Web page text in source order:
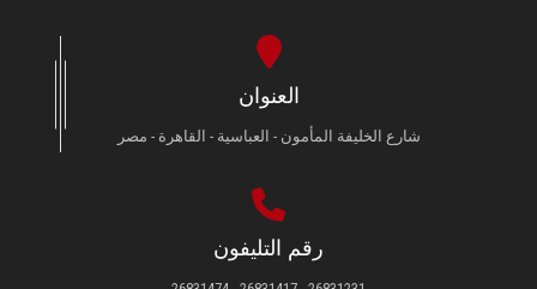
العنوان
شارع الخليفة المأمون - العباسية - القاهرة - مصر
رقم التليفون